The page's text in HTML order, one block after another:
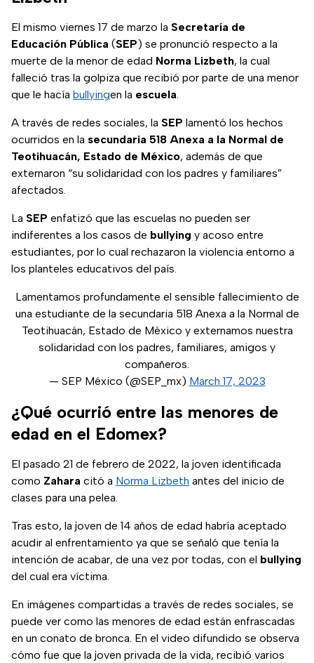
El mismo viernes 17 de marzo la Secretaría de
Educación Pública (SEP) se pronunció respecto a la
muerte de la menor de edad Norma Lizbeth, la cual
falleció tras la golpiza que recibió por parte de una menor
que le hacía bullyingen la escuela.
A través de redes sociales, la SEP lamentó los hechos
ocurridos en la secundaria 518 Anexa a la Normal de
Teotihuacán, Estado de México, además de que
externaron “su solidaridad con los padres y familiares”
afectados.
La SEP enfatizó que las escuelas no pueden ser
indiferentes a los casos de bullying y acoso entre
estudiantes, por lo cual rechazaron la violencia entorno a
los planteles educativos del país.
Lamentamos profundamente el sensible fallecimiento de
una estudiante de la secundaria 518 Anexa a la Normal de
Teotihuacán, Estado de México y externamos nuestra
solidaridad con los padres, familiares, amigos y
compañeros.
— SEP México (@SEP_mx) March 17, 2023
¿Qué ocurrió entre las menores de
edad en el Edomex?
El pasado 21 de febrero de 2022, la joven identificada
como Zahara citó a Norma Lizbeth antes del inicio de
clases para una pelea.
Tras esto, la joven de 14 años de edad habría aceptado
acudir al enfrentamiento ya que se señaló que tenía la
intención de acabar, de una vez por todas, con el bullying
del cual era víctima.
En imágenes compartidas a través de redes sociales, se
puede ver como las menores de edad están enfrascadas
en un conato de bronca. En el video difundido se observa
cómo fue que la joven privada de la vida, recibió varios